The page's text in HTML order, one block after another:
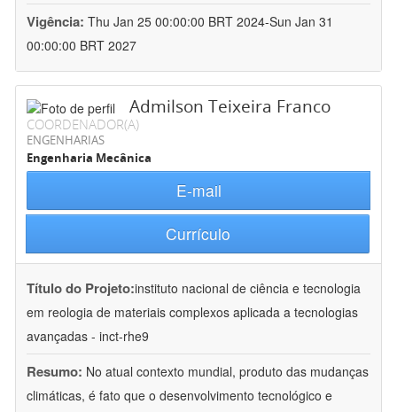
Vigência: Thu Jan 25 00:00:00 BRT 2024-Sun Jan 31
00:00:00 BRT 2027
Admilson Teixeira Franco
COORDENADOR(A)
ENGENHARIAS
Engenharia Mecânica
E-mail
Currículo
Título do Projeto:instituto nacional de ciência e tecnologia
em reologia de materiais complexos aplicada a tecnologias
avançadas - inct-rhe9
Resumo: No atual contexto mundial, produto das mudanças
climáticas, é fato que o desenvolvimento tecnológico e